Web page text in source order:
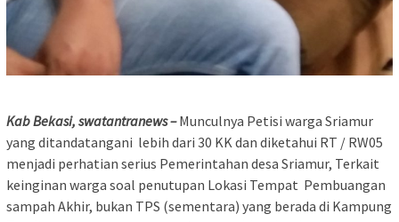
Kab Bekasi, swatantranews –Munculnya Petisi warga Sriamur
yang ditandatangani lebih dari 30 KK dan diketahui RT / RW05
menjadi perhatian serius Pemerintahan desa Sriamur, Terkait
keinginan warga soal penutupan Lokasi Tempat Pembuangan
sampah Akhir, bukan TPS (sementara) yang berada di Kampung